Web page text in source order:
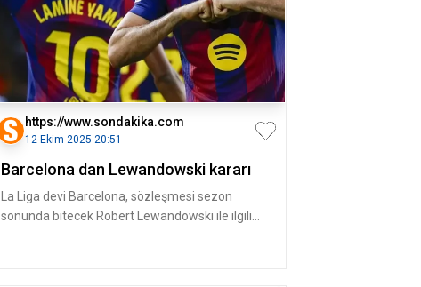
https://www.sondakika.com
12 Ekim 2025 20:51
Barcelona dan Lewandowski kararı
La Liga devi Barcelona, sözleşmesi sezon
sonunda bitecek Robert Lewandowski ile ilgili